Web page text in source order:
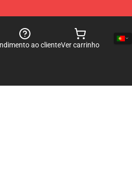
ao clienteVer carrinho